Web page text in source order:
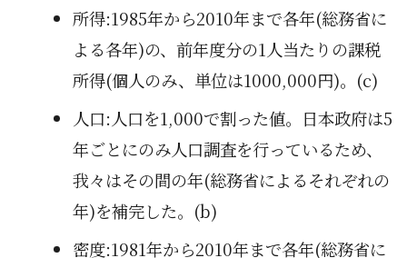
所得:1985年から2010年まで各年(総務省に
よる各年)の、前年度分の1人当たりの課税
所得(個人のみ、単位は1000,000円)。(c)
人口:人口を1,000で割った値。日本政府は5
年ごとにのみ人口調査を行っているため、
我々はその間の年(総務省によるそれぞれの
年)を補完した。(b)
密度:1981年から2010年まで各年(総務省に